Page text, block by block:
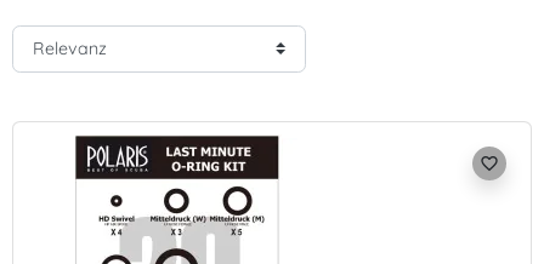
favorite_border